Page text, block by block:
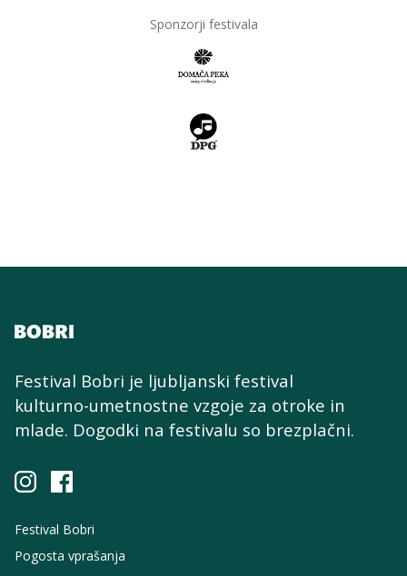
Sponzorji festivala
Festival Bobri je ljubljanski festival
kulturno-umetnostne vzgoje za otroke in
mlade. Dogodki na festivalu so brezplačni.
Festival Bobri
Pogosta vprašanja